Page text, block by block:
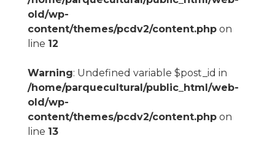
old/wp-
content/themes/pcdv2/content.phpon
line 12
Warning: Undefined variable $post_id in
/home/parquecultural/public_html/web-
old/wp-
content/themes/pcdv2/content.phpon
line 13